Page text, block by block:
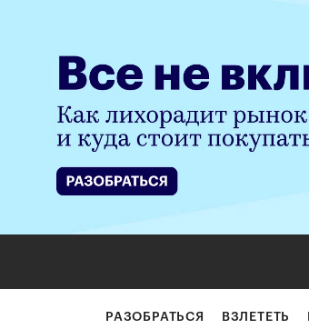
РАЗОБРАТЬСЯ ВЗЛЕТЕТЬ